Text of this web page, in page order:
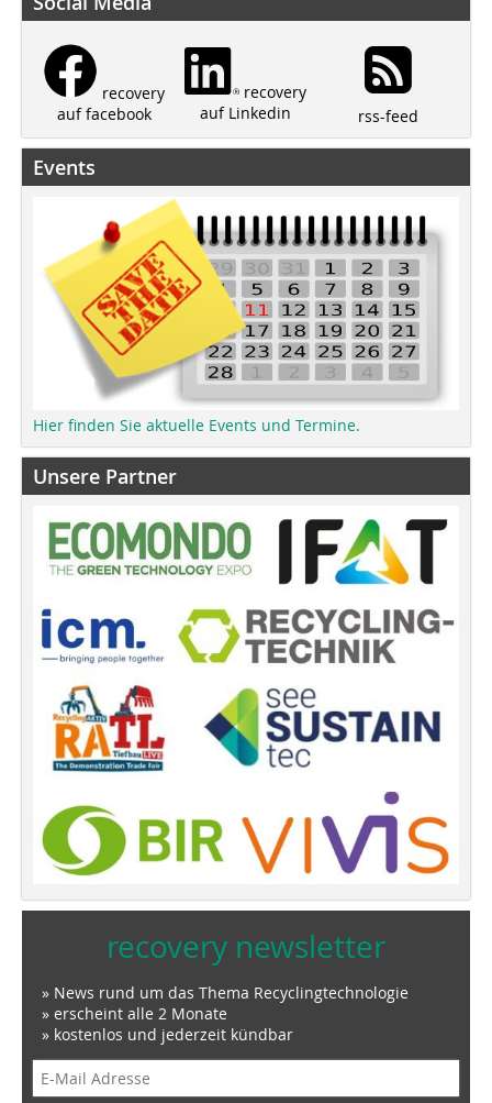
recovery
auf facebook
recovery
auf Linkedin
rss-feed
Events
Hier finden Sie aktuelle Events und Termine.
Unsere Partner
recovery newsletter
» News rund um das Thema Recyclingtechnologie
» erscheint alle 2 Monate
» kostenlos und jederzeit kündbar